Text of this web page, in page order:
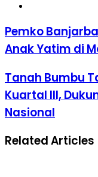
Pemko
Anak Yatim di
Tanah Bumbu
Kuartal III,
Nasional
Related Articles